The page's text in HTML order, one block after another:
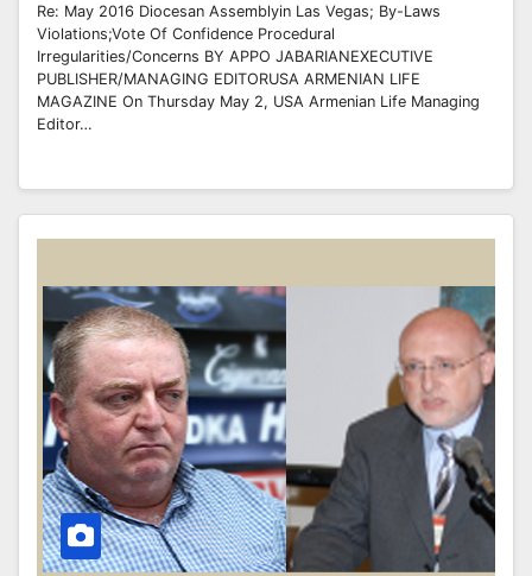
Re: May 2016 Diocesan Assemblyin Las Vegas; By-Laws
Violations;Vote Of Confidence Procedural
Irregularities/Concerns BY APPO JABARIANEXECUTIVE
PUBLISHER/MANAGING EDITORUSA ARMENIAN LIFE
MAGAZINE On Thursday May 2, USA Armenian Life Managing
Editor…